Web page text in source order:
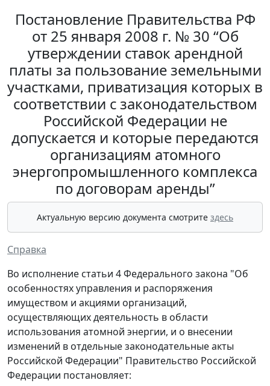
Постановление Правительства РФ
от 25 января 2008 г. № 30 “Об
утверждении ставок арендной
платы за пользование земельными
участками, приватизация которых в
соответствии с законодательством
Российской Федерации не
допускается и которые передаются
организациям атомного
энергопромышленного комплекса
по договорам аренды”
Актуальную версию документа смотрите здесь
Справка
Во исполнение статьи 4 Федерального закона "Об
особенностях управления и распоряжения
имуществом и акциями организаций,
осуществляющих деятельность в области
использования атомной энергии, и о внесении
изменений в отдельные законодательные акты
Российской Федерации" Правительство Российской
Федерации постановляет: